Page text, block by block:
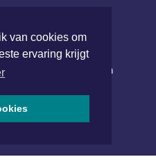
van cookies om
ervaring krijgt
en krijg wekelijks een